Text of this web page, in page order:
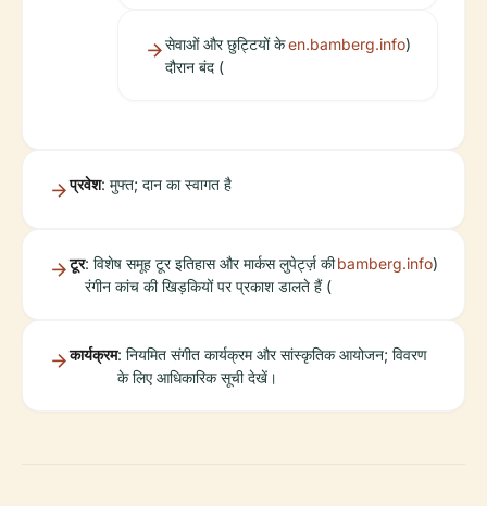
सेवाओं और छुट्टियों के
दौरान बंद (
en.bamberg.info)
प्रवेश: मुफ्त; दान का स्वागत है
टूर: विशेष समूह टूर इतिहास और मार्कस लुपेर्ट्ज़ की
रंगीन कांच की खिड़कियों पर प्रकाश डालते हैं (
bamberg.info)
कार्यक्रम: नियमित संगीत कार्यक्रम और सांस्कृतिक आयोजन; विवरण
के लिए आधिकारिक सूची देखें।